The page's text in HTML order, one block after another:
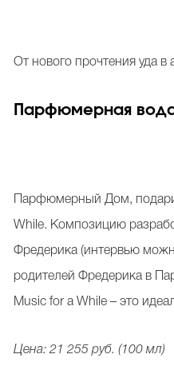
От нового прочтения уда
Парфюмерная
Парфюмерный Дом,
While. Композицию
Фредерика (интервью
родителей Фредерика в
Music for a While – это
Цена: 21 255 руб. (100 мл)